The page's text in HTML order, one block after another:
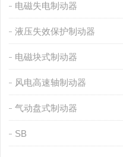
电磁失电制动器
液压失效保护制动器
电磁块式制动器
风电高速轴制动器
气动盘式制动器
SB